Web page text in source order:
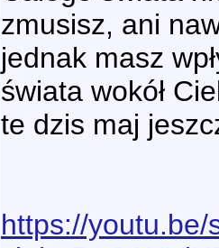
zmusisz, ani
jednak masz
świata wokół
te dzis maj
https://youtu.be/